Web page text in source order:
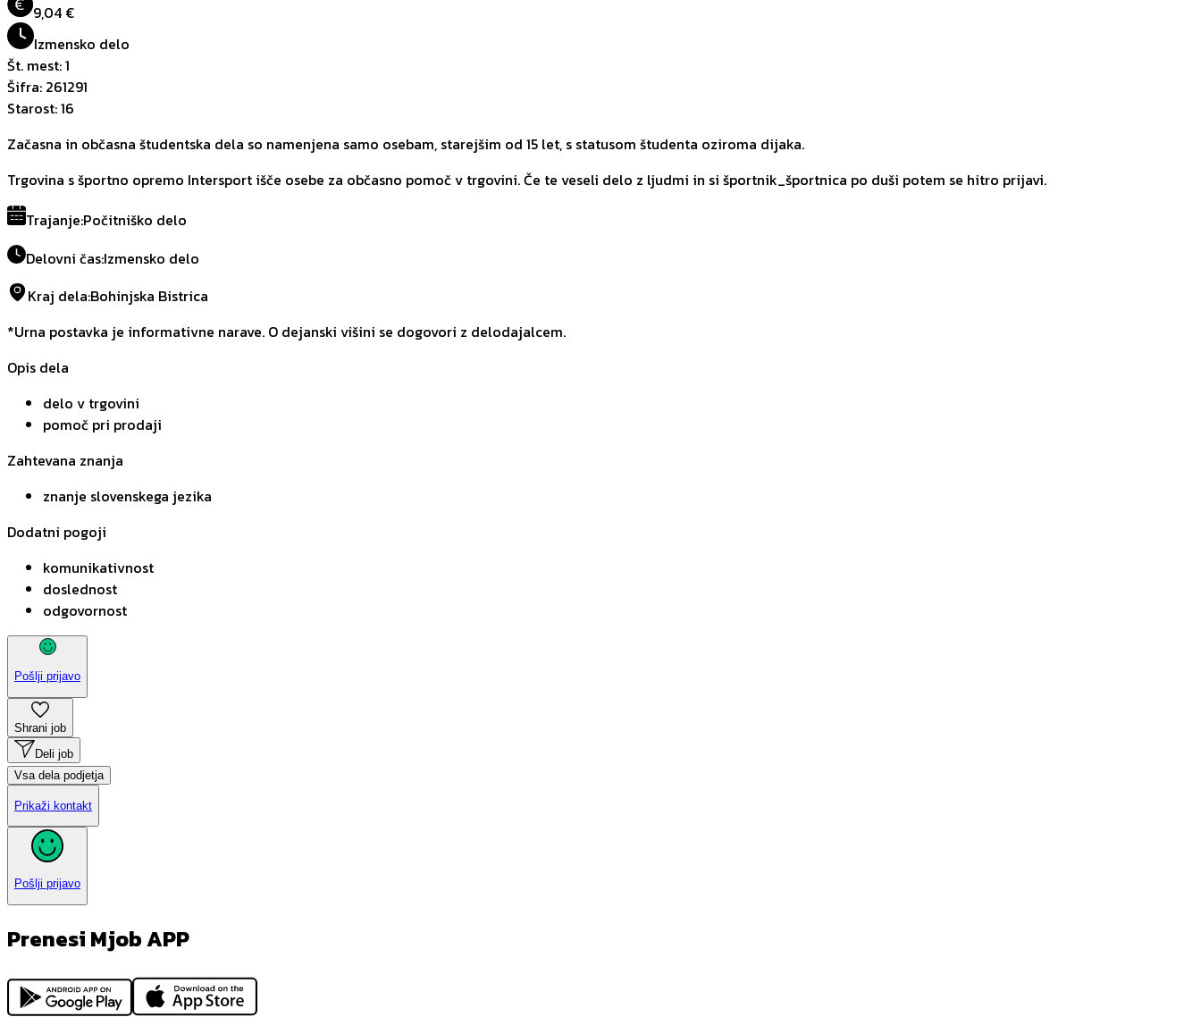
9,04 €
Izmensko delo
Št. mest:1
Šifra: 261291
Starost:16
Začasna in občasna študentska dela so namenjena samo osebam, starejšim od 15 let, s statusom študenta oziroma dijaka.
Trgovina s športno opremo Intersport išče osebe za občasno pomoč v trgovini. Če te veseli delo z ljudmi in si športnik_športnica po duši potem se hitro prijavi.
Trajanje:Počitniško delo
Delovni čas:Izmensko delo
Kraj dela:Bohinjska Bistrica
*Urna postavka je informativne narave. O dejanski višini se dogovori z delodajalcem.
Opis dela
delo v trgovini
pomoč pri prodaji
Zahtevana znanja
znanje slovenskega jezika
Dodatni pogoji
komunikativnost
doslednost
odgovornost
Pošlji prijavo
Shrani job
Deli job
Vsa dela podjetja
Prikaži kontakt
Pošlji prijavo
Prenesi Mjob APP